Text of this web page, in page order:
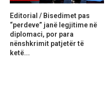
Editorial / Bisedimet pas
“perdeve” janë legjitime në
diplomaci, por para
nënshkrimit patjetër të
ketë...